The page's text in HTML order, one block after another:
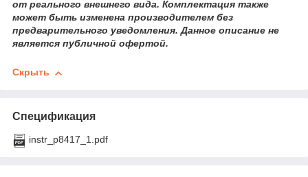
от реального внешнего вида. Комплектация также
может быть изменена производителем без
предварительного уведомления. Данное описание не
является публичной офертой.
Скрыть
Спецификация
instr_p8417_1.pdf